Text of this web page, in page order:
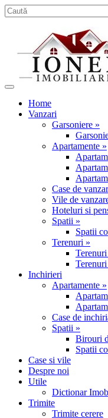
Home
Vanzari
Garsoniere »
Apartamente »
Case de
Vile de
Hoteluri si
Spatii »
Spatii
Terenuri »
Inchirieri
Apartamente »
Case de
Spatii »
Birouri
Spatii
Case si vile
Despre noi
Utile
Dictionar
Trimite
Trimite cerere